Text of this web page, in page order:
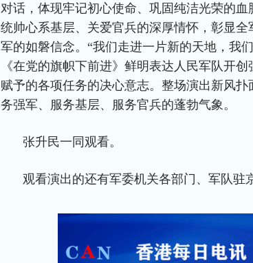
对话，体现牢记初心使命、巩固纯洁光荣的
统帅心系基层、关爱官兵的深厚情怀，彰显
军的如磐信念。“我们走进一片新的天地，我
《在党的旗帜下前进》鲜明表达人民军队开
赋予的各项任务的决心意志。整场演出新风
务强军、服务基层、服务官兵的蓬勃气象。
张升民一同观看。
观看演出的还有军委机关各部门、军队驻